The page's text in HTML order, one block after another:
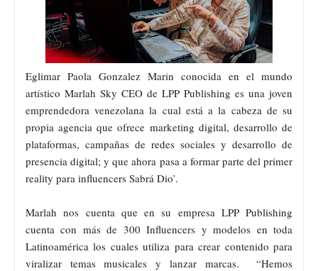
Eglimar Paola Gonzalez Marin conocida en el mundo
artístico Marlah Sky CEO de LPP Publishing es una joven
emprendedora venezolana la cual está a la cabeza de su
propia agencia que ofrece marketing digital, desarrollo de
plataformas, campañas de redes sociales y desarrollo de
presencia digital; y que ahora pasa a formar parte del primer
reality para influencers Sabrá Dio’.
Marlah nos cuenta que en su empresa LPP Publishing
cuenta con más de 300 Influencers y modelos en toda
Latinoamérica los cuales utiliza para crear contenido para
viralizar temas musicales y lanzar marcas. “Hemos